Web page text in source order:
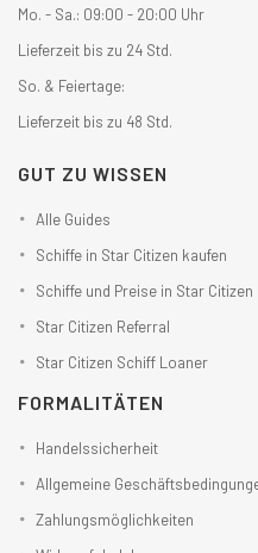
Mo. - Sa.: 09:00 - 20:00 Uhr
Lieferzeit bis zu 24 Std.
So. & Feiertage:
Lieferzeit bis zu 48 Std.
GUT ZU WISSEN
Alle Guides
Schiffe in Star Citizen kaufen
Schiffe und Preise in Star Citizen
Star Citizen Referral
Star Citizen Schiff Loaner
FORMALITÄTEN
Handelssicherheit
Allgemeine
Zahlungsmöglichkeiten